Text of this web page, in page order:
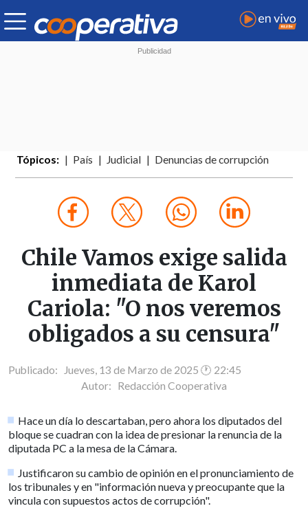
Tópicos: País Judicial Denuncias de corrupción
Chile Vamos exige salida
inmediata de Karol
Cariola: "O nos veremos
obligados a su censura"
Publicado: Jueves, 13 de Marzo de 2025 🕐 22:45
Autor: Redacción Cooperativa
Hace un día lo descartaban, pero ahora los diputados del
bloque se cuadran con la idea de presionar la renuncia de la
diputada PC a la mesa de la Cámara.
Justificaron su cambio de opinión en el pronunciamiento de
los tribunales y en "información nueva y preocupante que la
vincula con supuestos actos de corrupción".